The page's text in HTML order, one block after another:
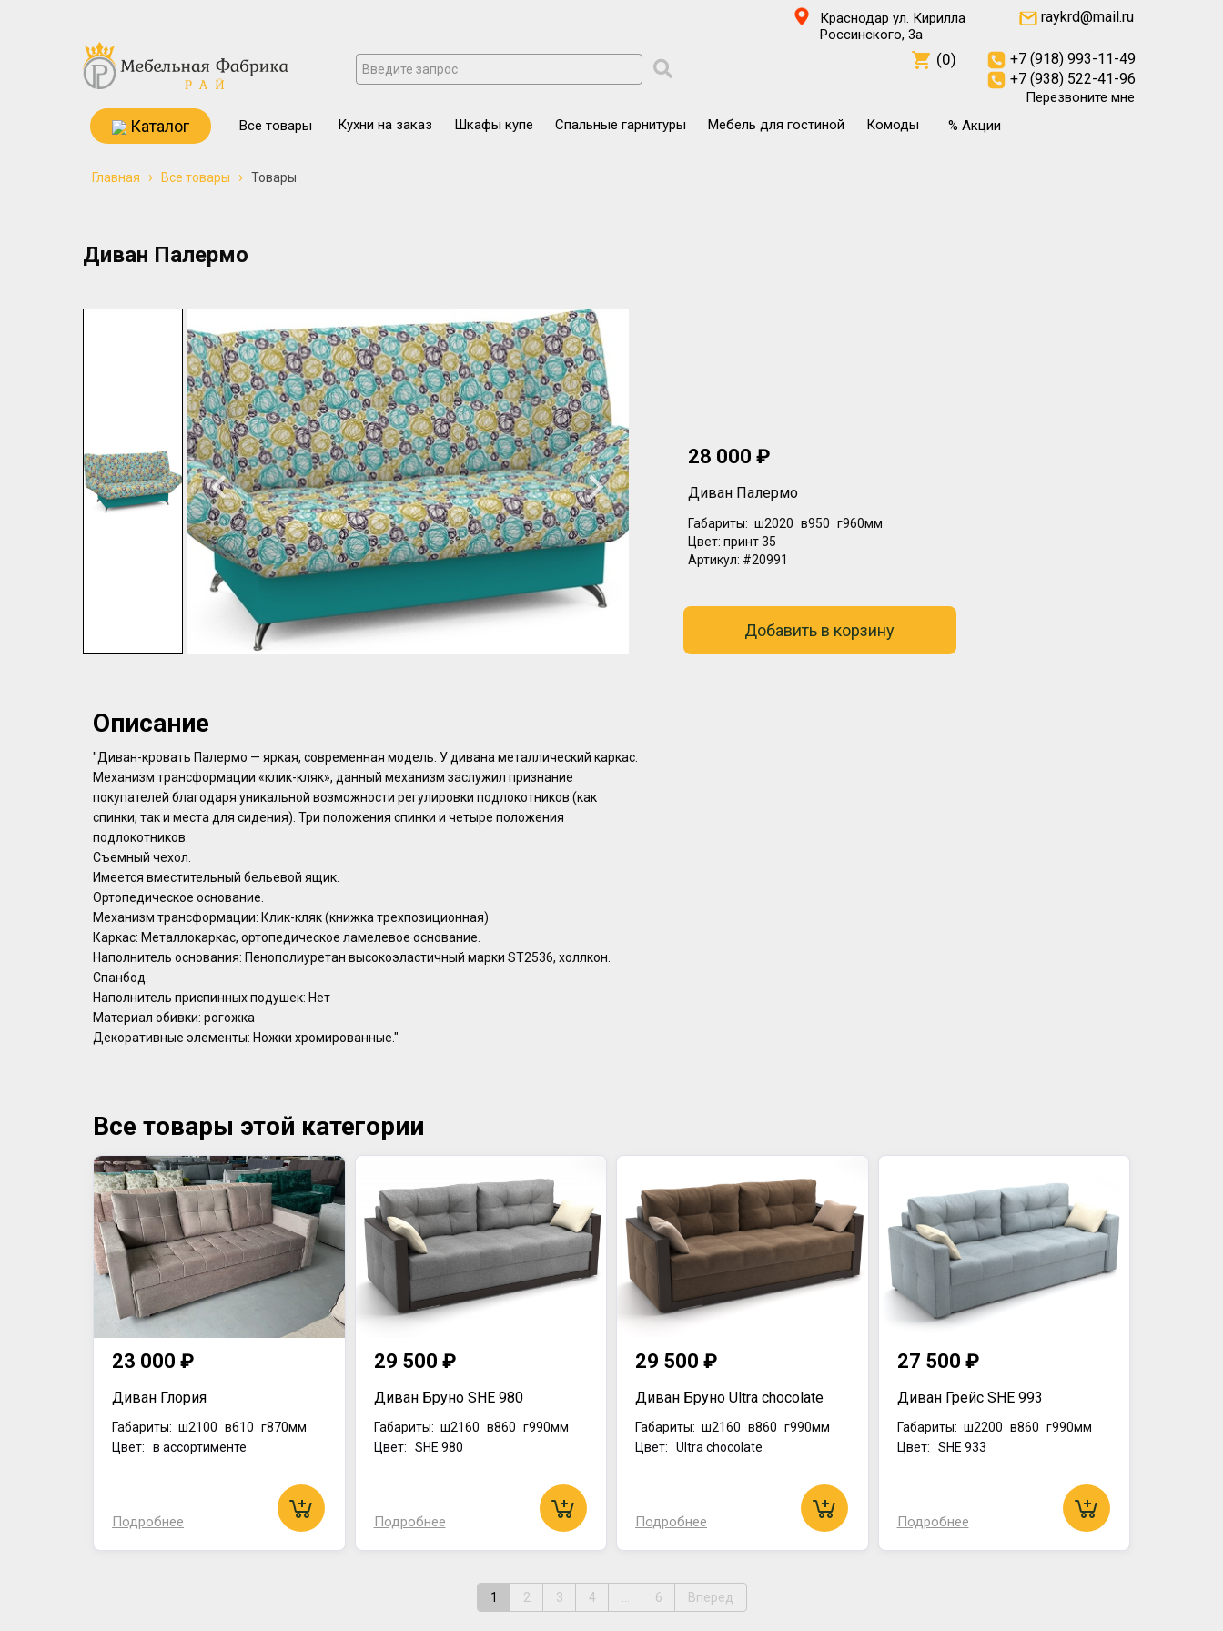
Краснодар ул. Кирилла
Россинского, 3а
raykrd@mail.ru
Перезвоните мне
Кухни на заказ
Шкафы купе Спальные гарнитуры Мебель для гостиной Комоды
Все товары % Акции
Каталог
(0)
+7 (918) 993-11-49
+7 (938) 522-41-96
Главная › Все товары › Товары
Диван Палермо
28 000 ₽
Диван Палермо
Габариты: ш2020 в950 г960мм
Цвет: принт 35
Артикул: #20991
Добавить в корзину
Описание
"Диван-кровать Палермо — яркая, современная модель. У дивана металлический каркас.
Механизм трансформации «клик-кляк», данный механизм заслужил признание
покупателей благодаря уникальной возможности регулировки подлокотников (как
спинки, так и места для сидения). Три положения спинки и четыре положения
подлокотников.
Съемный чехол.
Имеется вместительный бельевой ящик.
Ортопедическое основание.
Механизм трансформации: Клик-кляк (книжка трехпозиционная)
Каркас: Металлокаркас, ортопедическое ламелевое основание.
Наполнитель основания: Пенополиуретан высокоэластичный марки ST2536, холлкон.
Спанбод.
Наполнитель приспинных подушек: Нет
Материал обивки: рогожка
Декоративные элементы: Ножки хромированные."
Все товары этой категории
23 000 ₽
Диван Глория
Габариты: ш2100 в610 г870мм
Цвет: в ассортименте
Подробнее
29 500 ₽
Диван Бруно SHE 980
Габариты: ш2160 в860 г990мм
Цвет: SHE 980
Подробнее
29 500 ₽
Диван Бруно Ultra chocolate
Габариты: ш2160 в860 г990мм
Цвет: Ultra chocolate
Подробнее
27 500 ₽
Диван Грейс SHE 993
Габариты: ш2200 в860 г990мм
Цвет: SHE 933
Подробнее
1 2 3 4 6 Вперед